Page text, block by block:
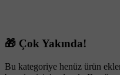
🎁 Çok Yakında!
Bu kategoriye henüz ürün